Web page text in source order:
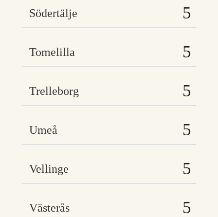
Södertälje
Tomelilla
Trelleborg
Umeå
Vellinge
Västerås